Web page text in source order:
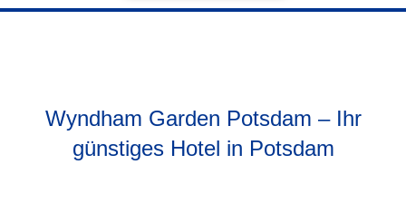
Wyndham Garden Potsdam – Ihr
günstiges Hotel in Potsdam